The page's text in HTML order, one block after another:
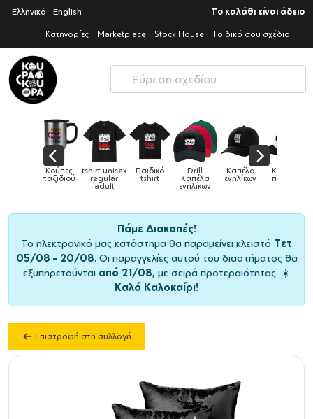
Ελληνικά English Το καλάθι είναι άδειο
Κατηγορίες Marketplace Stock House Το δικό σου σχέδιο
Παιδικό Drill
Καπέλα
Καπέλα
ενηλίκων
Καπέλα
παιδικά Κούπες Κούπες
ειδικές
Πάμε Διακοπές!
Το ηλεκτρονικό μας κατάστημα θα παραμείνει κλειστό Τετ
05/08 – 20/08. Οι παραγγελίες αυτού του διαστήματος θα
εξυπηρετούνται από 21/08, με σειρά προτεραιότητας. ☀️
Καλό Καλοκαίρι!
Επιστροφή στη συλλογή